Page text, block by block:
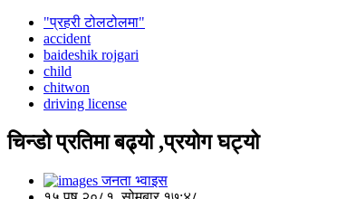
"प्रहरी टोलटोलमा"
accident
baideshik rojgari
child
chitwon
driving license
चिन्डो प्रतिमा बढ्यो ,प्रयोग घट्यो
जनता भ्वाइस